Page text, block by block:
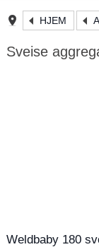
HJEM
Sveise
Weldbaby 180